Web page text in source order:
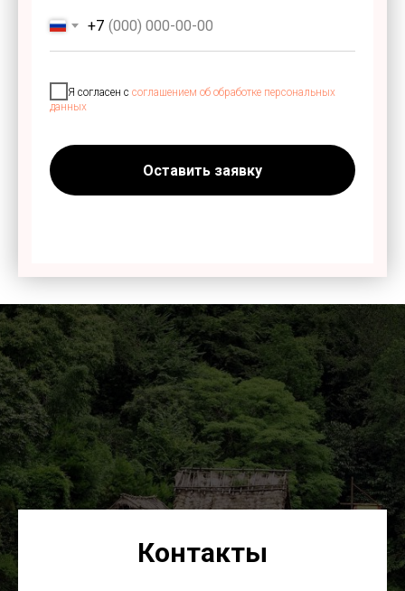
+7
Я согласен с соглашением об обработке персональных
данных
Оставить заявку
Контакты